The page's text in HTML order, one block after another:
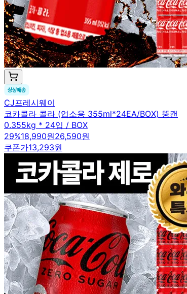
CJ프레시웨이
코카콜라 콜라 (업소용 355ml*24EA/BOX) 뚱캔
0.355kg * 24입 / BOX
29%18,990원26,590원
쿠폰가13,293원